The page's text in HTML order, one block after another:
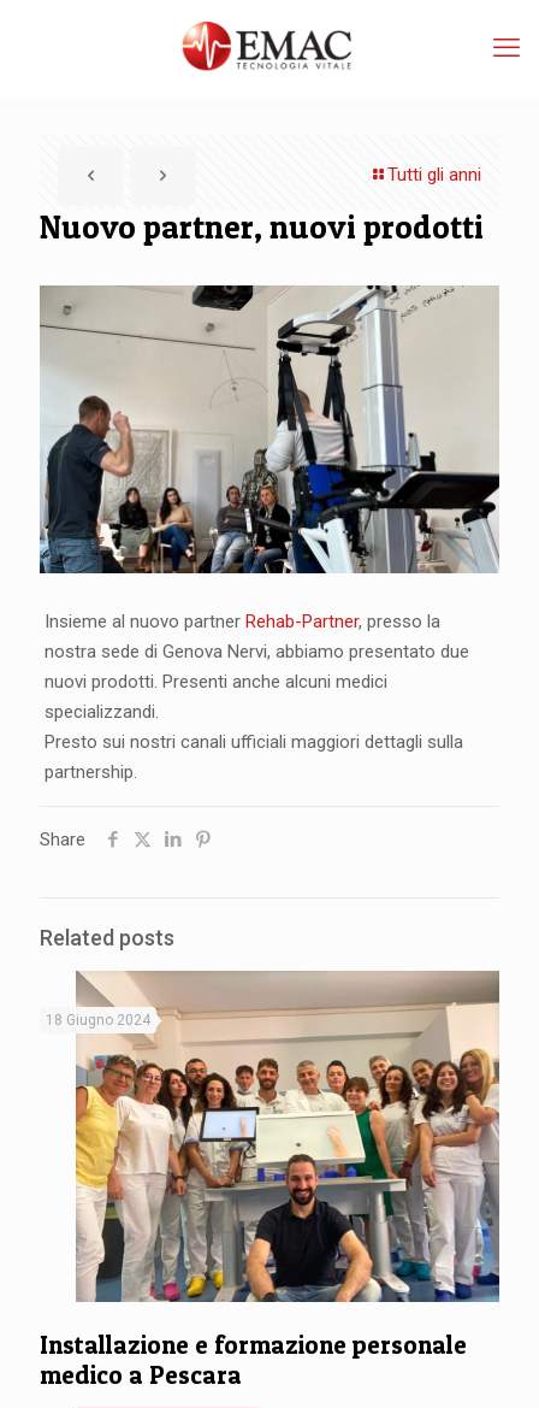
Tutti gli anni
Nuovo partner, nuovi prodotti
Insieme al nuovo partner Rehab-Partner, presso la
nostra sede di Genova Nervi, abbiamo presentato due
nuovi prodotti. Presenti anche alcuni medici
specializzandi.
Presto sui nostri canali ufficiali maggiori dettagli sulla
partnership.
Share
Related posts
18 Giugno 2024
Installazione e formazione personale
medico a Pescara